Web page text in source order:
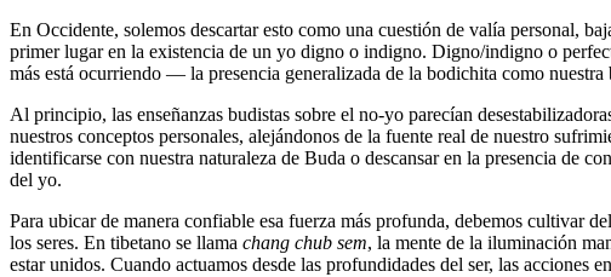
En Occidente, solemos descartar esto como una cuestión de valía personal,
primer lugar en la existencia de un yo digno o indigno. Digno/indigno o
más está ocurriendo ― la presencia generalizada de la bodichita como
Al principio, las enseñanzas budistas sobre el no-yo parecían
nuestros conceptos personales, alejándonos de la fuente real de nuestro
identificarse con nuestra naturaleza de Buda o descansar en la presencia de
del yo.
Para ubicar de manera confiable esa fuerza más profunda, debemos cultivar
los seres. En tibetano se llama chang chub sem, la mente de la iluminación
estar unidos. Cuando actuamos desde las profundidades del ser, las acciones